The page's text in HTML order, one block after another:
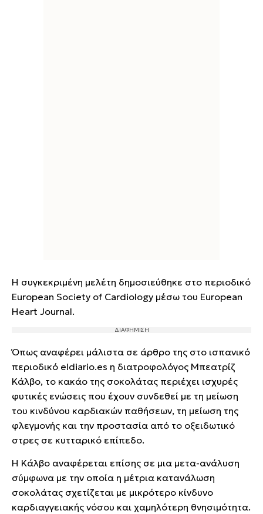
Η συγκεκριμένη μελέτη δημοσιεύθηκε στο περιοδικό
European Society of Cardiology μέσω του European
Heart Journal.
Όπως αναφέρει μάλιστα σε άρθρο της στο ισπανικό
περιοδικό eldiario.es η διατροφολόγος Μπεατρίζ
Κάλβο, το κακάο της σοκολάτας περιέχει ισχυρές
φυτικές ενώσεις που έχουν συνδεθεί με τη μείωση
του κινδύνου καρδιακών παθήσεων, τη μείωση της
φλεγμονής και την προστασία από το οξειδωτικό
στρες σε κυτταρικό επίπεδο.
Η Κάλβο αναφέρεται επίσης σε μια μετα-ανάλυση
σύμφωνα με την οποία η μέτρια κατανάλωση
σοκολάτας σχετίζεται με μικρότερο κίνδυνο
καρδιαγγειακής νόσου και χαμηλότερη θνησιμότητα.